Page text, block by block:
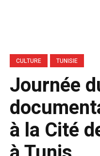
CULTURE TUNISIE
Journée
à la Cité